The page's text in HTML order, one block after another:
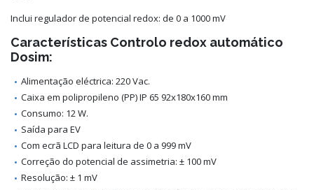
Inclui regulador de potencial redox: de 0 a 1000 mV
Características Controlo redox automático
Dosim:
Alimentação eléctrica: 220 Vac.
Caixa em polipropileno (PP) IP 65 92x180x160 mm
Consumo: 12 W.
Saída para EV
Com ecrã LCD para leitura de 0 a 999 mV
Correção do potencial de assimetria: ± 100 mV
Resolução: ± 1 mV